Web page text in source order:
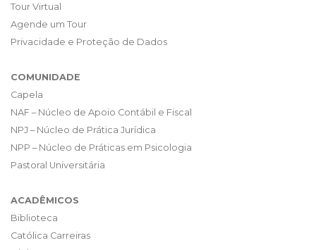
Tour Virtual
Agende um Tour
Privacidade e Proteção de Dados
COMUNIDADE
Capela
NAF – Núcleo de Apoio Contábil e Fiscal
NPJ – Núcleo de Prática Jurídica
NPP – Núcleo de Práticas em Psicologia
Pastoral Universitária
ACADÊMICOS
Biblioteca
Católica Carreiras